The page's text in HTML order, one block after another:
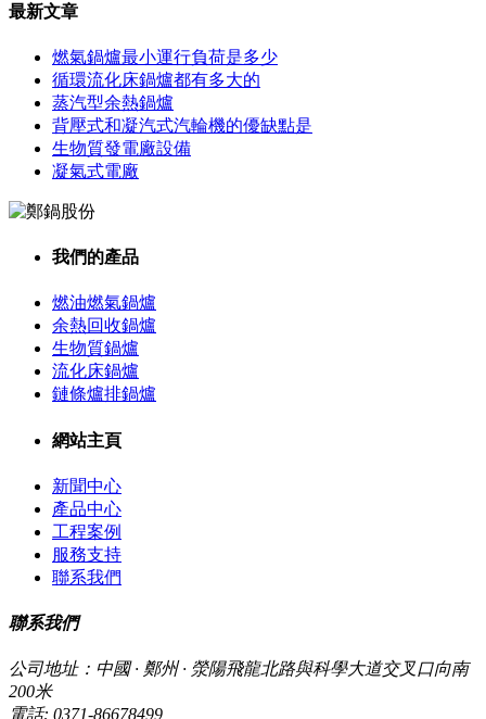
最新文章
燃氣鍋爐最小運行負荷是多少
循環流化床鍋爐都有多大的
蒸汽型余熱鍋爐
背壓式和凝汽式汽輪機的優缺點是
生物質發電廠設備
凝氣式電廠
我們的產品
燃油燃氣鍋爐
余熱回收鍋爐
生物質鍋爐
流化床鍋爐
鏈條爐排鍋爐
網站主頁
新聞中心
產品中心
工程案例
服務支持
聯系我們
聯系我們
公司地址：中國 · 鄭州 · 滎陽飛龍北路與科學大道交叉口向南
200米
電話: 0371-86678499